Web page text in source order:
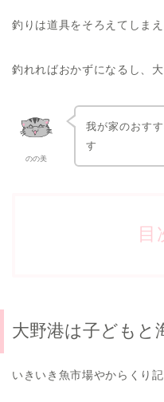
釣りは道具をそろえてしま
釣れればおかずになるし、
のの美
我が家のおす
す
目
大野港は子どもと
いきいき魚市場やからくり